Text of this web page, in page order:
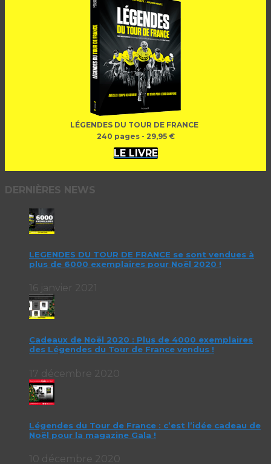
LÉGENDES DU TOUR DE FRANCE
240 pages - 29,95 €
LE LIVRE
DERNIÈRES NEWS
LEGENDES DU TOUR DE FRANCE se sont vendues à
plus de 6000 exemplaires pour Noël 2020 !
16 janvier 2021
Cadeaux de Noël 2020 : Plus de 4000 exemplaires
des Légendes du Tour de France vendus !
17 décembre 2020
Légendes du Tour de France : c’est l’idée cadeau de
Noël pour la magazine Gala !
10 décembre 2020